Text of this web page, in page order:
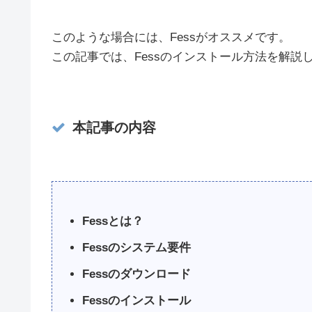
このような場合には、Fessがオススメです。
この記事では、Fessのインストール方法を解説
本記事の内容
Fessとは？
Fessのシステム要件
Fessのダウンロード
Fessのインストール